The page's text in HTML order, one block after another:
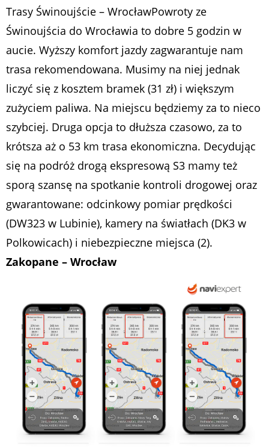
Trasy Świnoujście – WrocławPowroty ze
Świnoujścia do Wrocławia to dobre 5 godzin w
aucie. Wyższy komfort jazdy zagwarantuje nam
trasa rekomendowana. Musimy na niej jednak
liczyć się z kosztem bramek (31 zł) i większym
zużyciem paliwa. Na miejscu będziemy za to nieco
szybciej. Druga opcja to dłuższa czasowo, za to
krótsza aż o 53 km trasa ekonomiczna. Decydując
się na podróż drogą ekspresową S3 mamy też
sporą szansę na spotkanie kontroli drogowej oraz
gwarantowane: odcinkowy pomiar prędkości
(DW323 w Lubinie), kamery na światłach (DK3 w
Polkowicach) i niebezpieczne miejsca (2).
​Zakopane – Wrocław